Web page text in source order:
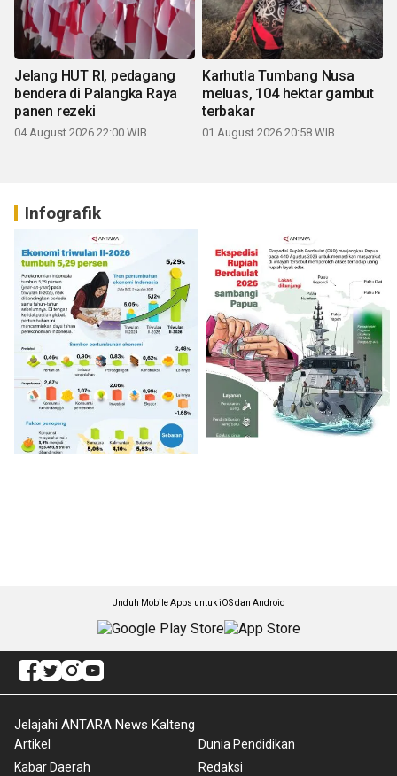
Jelang HUT RI, pedagang
bendera di Palangka Raya
panen rezeki
04 August 2026 22:00 WIB
Karhutla Tumbang Nusa
meluas, 104 hektar gambut
terbakar
01 August 2026 20:58 WIB
Infografik
Unduh Mobile Apps untuk iOS dan Android
Jelajahi ANTARA News Kalteng
Artikel
Kabar Daerah
Dunia Pendidikan
Redaksi